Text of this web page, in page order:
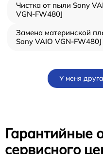
Чистка от пыли Sony
VGN-FW480J
Замена материнской
Sony VAIO VGN-FW480J
У меня
Гарантийные
сервисного